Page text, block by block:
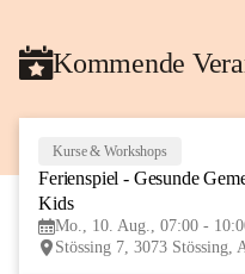
Kommende
Kurse & Workshops
Ferienspiel - Gesunde
Kids
Mo., 10. Aug., 07:00 -
Stössing 7, 3073 Stössing,